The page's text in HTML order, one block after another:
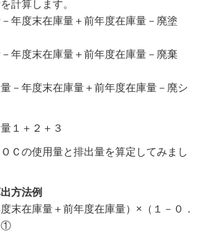
計算します。
年度末在庫量＋前年度在庫量－廃塗
年度末在庫量＋前年度在庫量－廃棄
－年度末在庫量＋前年度在庫量－廃シ
１＋２＋３
Ｃの使用量と排出量を算定してみまし
方法例
末在庫量＋前年度在庫量）×（１－０．